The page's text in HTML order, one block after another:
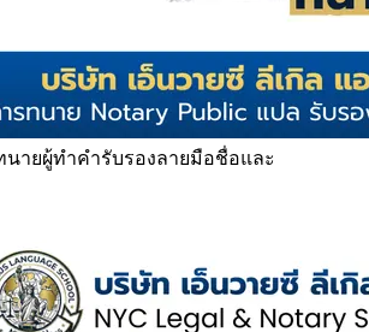
นายผู้ทำคำรับรองลายมือชื่อและ